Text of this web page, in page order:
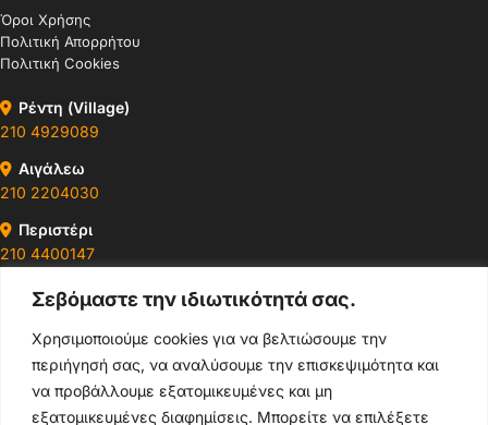
Σεβόμαστε την ιδιωτικότητά σας.
Χρησιμοποιούμε cookies για να βελτιώσουμε την
περιήγησή σας, να αναλύσουμε την επισκεψιμότητα και
να προβάλλουμε εξατομικευμένες και μη
εξατομικευμένες διαφημίσεις. Μπορείτε να επιλέξετε
Όροι Χρήσης
Πολιτική Απορρήτου
Πολιτική Cookies
Ρέντη (Village)
210 4929089
Αιγάλεω
210 2204030
Περιστέρι
210 4400147
Ωράρια & Διευθύνσεις →
210 4929089
Κεντρικό τηλέφωνο